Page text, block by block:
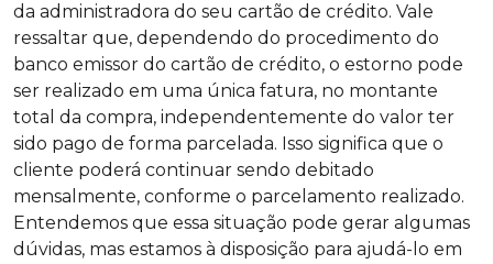
da administradora do seu cartão de crédito. Vale
ressaltar que, dependendo do procedimento do
banco emissor do cartão de crédito, o estorno pode
ser realizado em uma única fatura, no montante
total da compra, independentemente do valor ter
sido pago de forma parcelada. Isso significa que o
cliente poderá continuar sendo debitado
mensalmente, conforme o parcelamento realizado.
Entendemos que essa situação pode gerar algumas
dúvidas, mas estamos à disposição para ajudá-lo em